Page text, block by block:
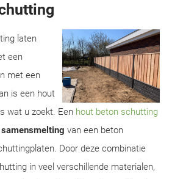
laten
een
met een
is een hout
wat u zoekt. Een hout beton schutting
van een beton
Door deze combinatie
in veel verschillende materialen,